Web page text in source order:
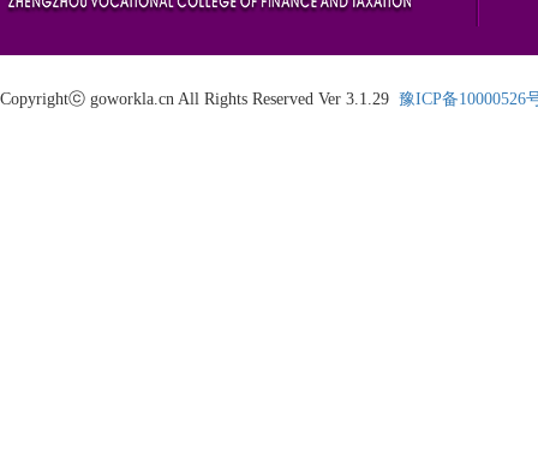
Copyrightⓒ goworkla.cn All Rights Reserved Ver 3.1.29 豫ICP备10000526